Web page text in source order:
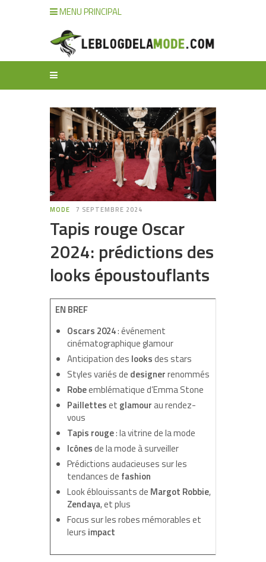
MENU PRINCIPAL
MODE 7 SEPTEMBRE 2024
Tapis rouge Oscar
2024: prédictions des
looks époustouflants
EN BREF
Oscars 2024: événement
cinématographique glamour
Anticipation des looksdes stars
Styles variés de designerrenommés
Robeemblématique d’Emma Stone
Pailletteset glamour au rendez-
vous
Tapis rouge: la vitrine de la mode
Icônesde la mode à surveiller
Prédictions audacieuses sur les
tendances de fashion
Look éblouissants de Margot Robbie,
Zendaya, et plus
Focus sur les robes mémorables et
leurs impact